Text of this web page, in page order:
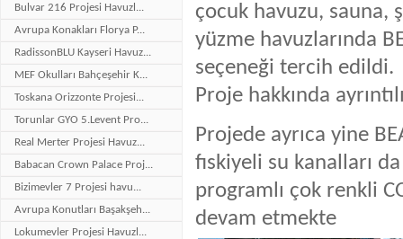
Bulvar 216 Projesi Havuzl...
Avrupa Konakları Florya P...
RadissonBLU Kayseri Havuz...
MEF Okulları Bahçeşehir K...
Toskana Orizzonte Projesi...
Torunlar GYO 5.Levent Pro...
Real Merter Projesi Havuz...
Babacan Crown Palace Proj...
Bizimevler 7 Projesi havu...
Avrupa Konutları Başakşeh...
Lokumevler Projesi Havuzl...
çocuk havuzu, sauna,
yüzme havuzlarında
seçeneği tercih edildi.
Proje hakkında
Projede ayrıca yine
fıskiyeli su kanalları
programlı çok renkli
devam etmekte